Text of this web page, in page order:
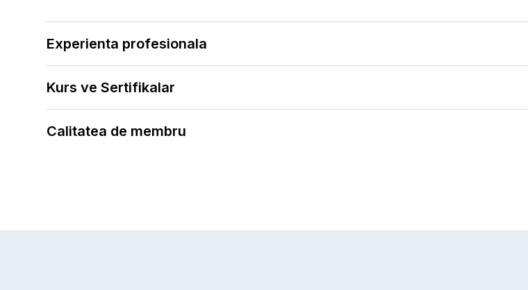
Experienta profesionala
Spitalul Central, Istanbul
1992 — 2008
Spitalul de formare și cercetare Kartal Lütfi Kirdar
Kurs ve Sertifikalar
Antrenament de bronhoscopie
Calitatea de membru